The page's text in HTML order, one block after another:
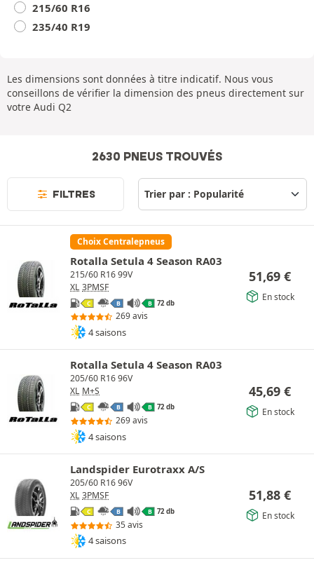
215/60 R16
235/40 R19
Les dimensions sont données à titre indicatif. Nous vous
conseillons de vérifier la dimension des pneus directement sur
votre Audi Q2
2630 PNEUS TROUVÉS
FILTRES
Choix Centralepneus
Rotalla Setula 4 Season RA03
215/60 R16 99V
XL 3PMSF
C B B 72 db
269 avis
4 saisons
51,69 €
En stock
Rotalla Setula 4 Season RA03
205/60 R16 96V
XL M+S
C B B 72 db
269 avis
4 saisons
45,69 €
En stock
Landspider Eurotraxx A/S
205/60 R16 96V
XL 3PMSF
C B B 72 db
35 avis
4 saisons
51,88 €
En stock